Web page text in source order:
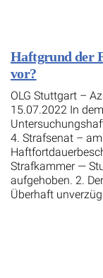
Haftgrund der
vor?
OLG Stuttgart –
15.07.2022 In
4. Strafsenat –
Strafkammer —
aufgehoben. 2.
Überhaft